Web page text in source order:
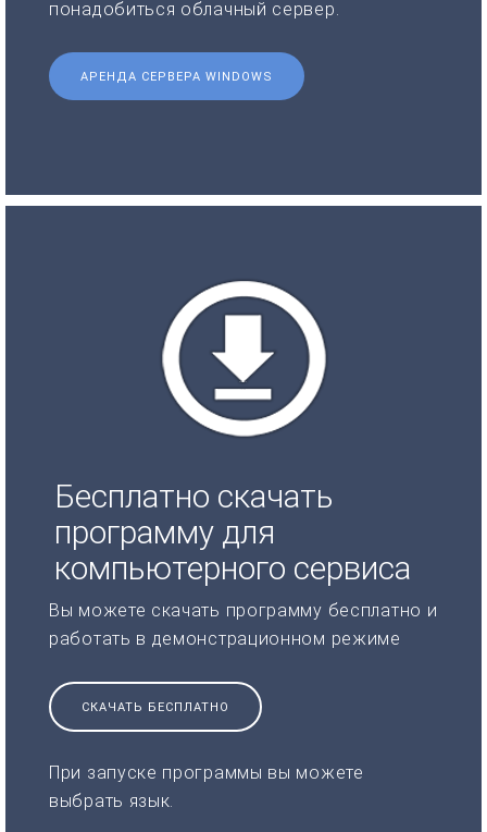
понадобиться облачный сервер.
АРЕНДА СЕРВЕРА WINDOWS
Бесплатно скачать
программу для
компьютерного сервиса
Вы можете скачать программу бесплатно и
работать в демонстрационном режиме
СКАЧАТЬ БЕСПЛАТНО
При запуске программы вы можете
выбрать язык.